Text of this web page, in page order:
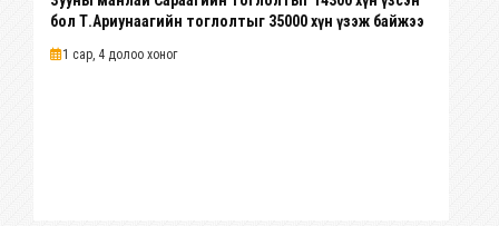
бол Т.Ариунаагийн тоглолтыг 35000 хүн үзэж байжээ
1 сар, 4 долоо хоног